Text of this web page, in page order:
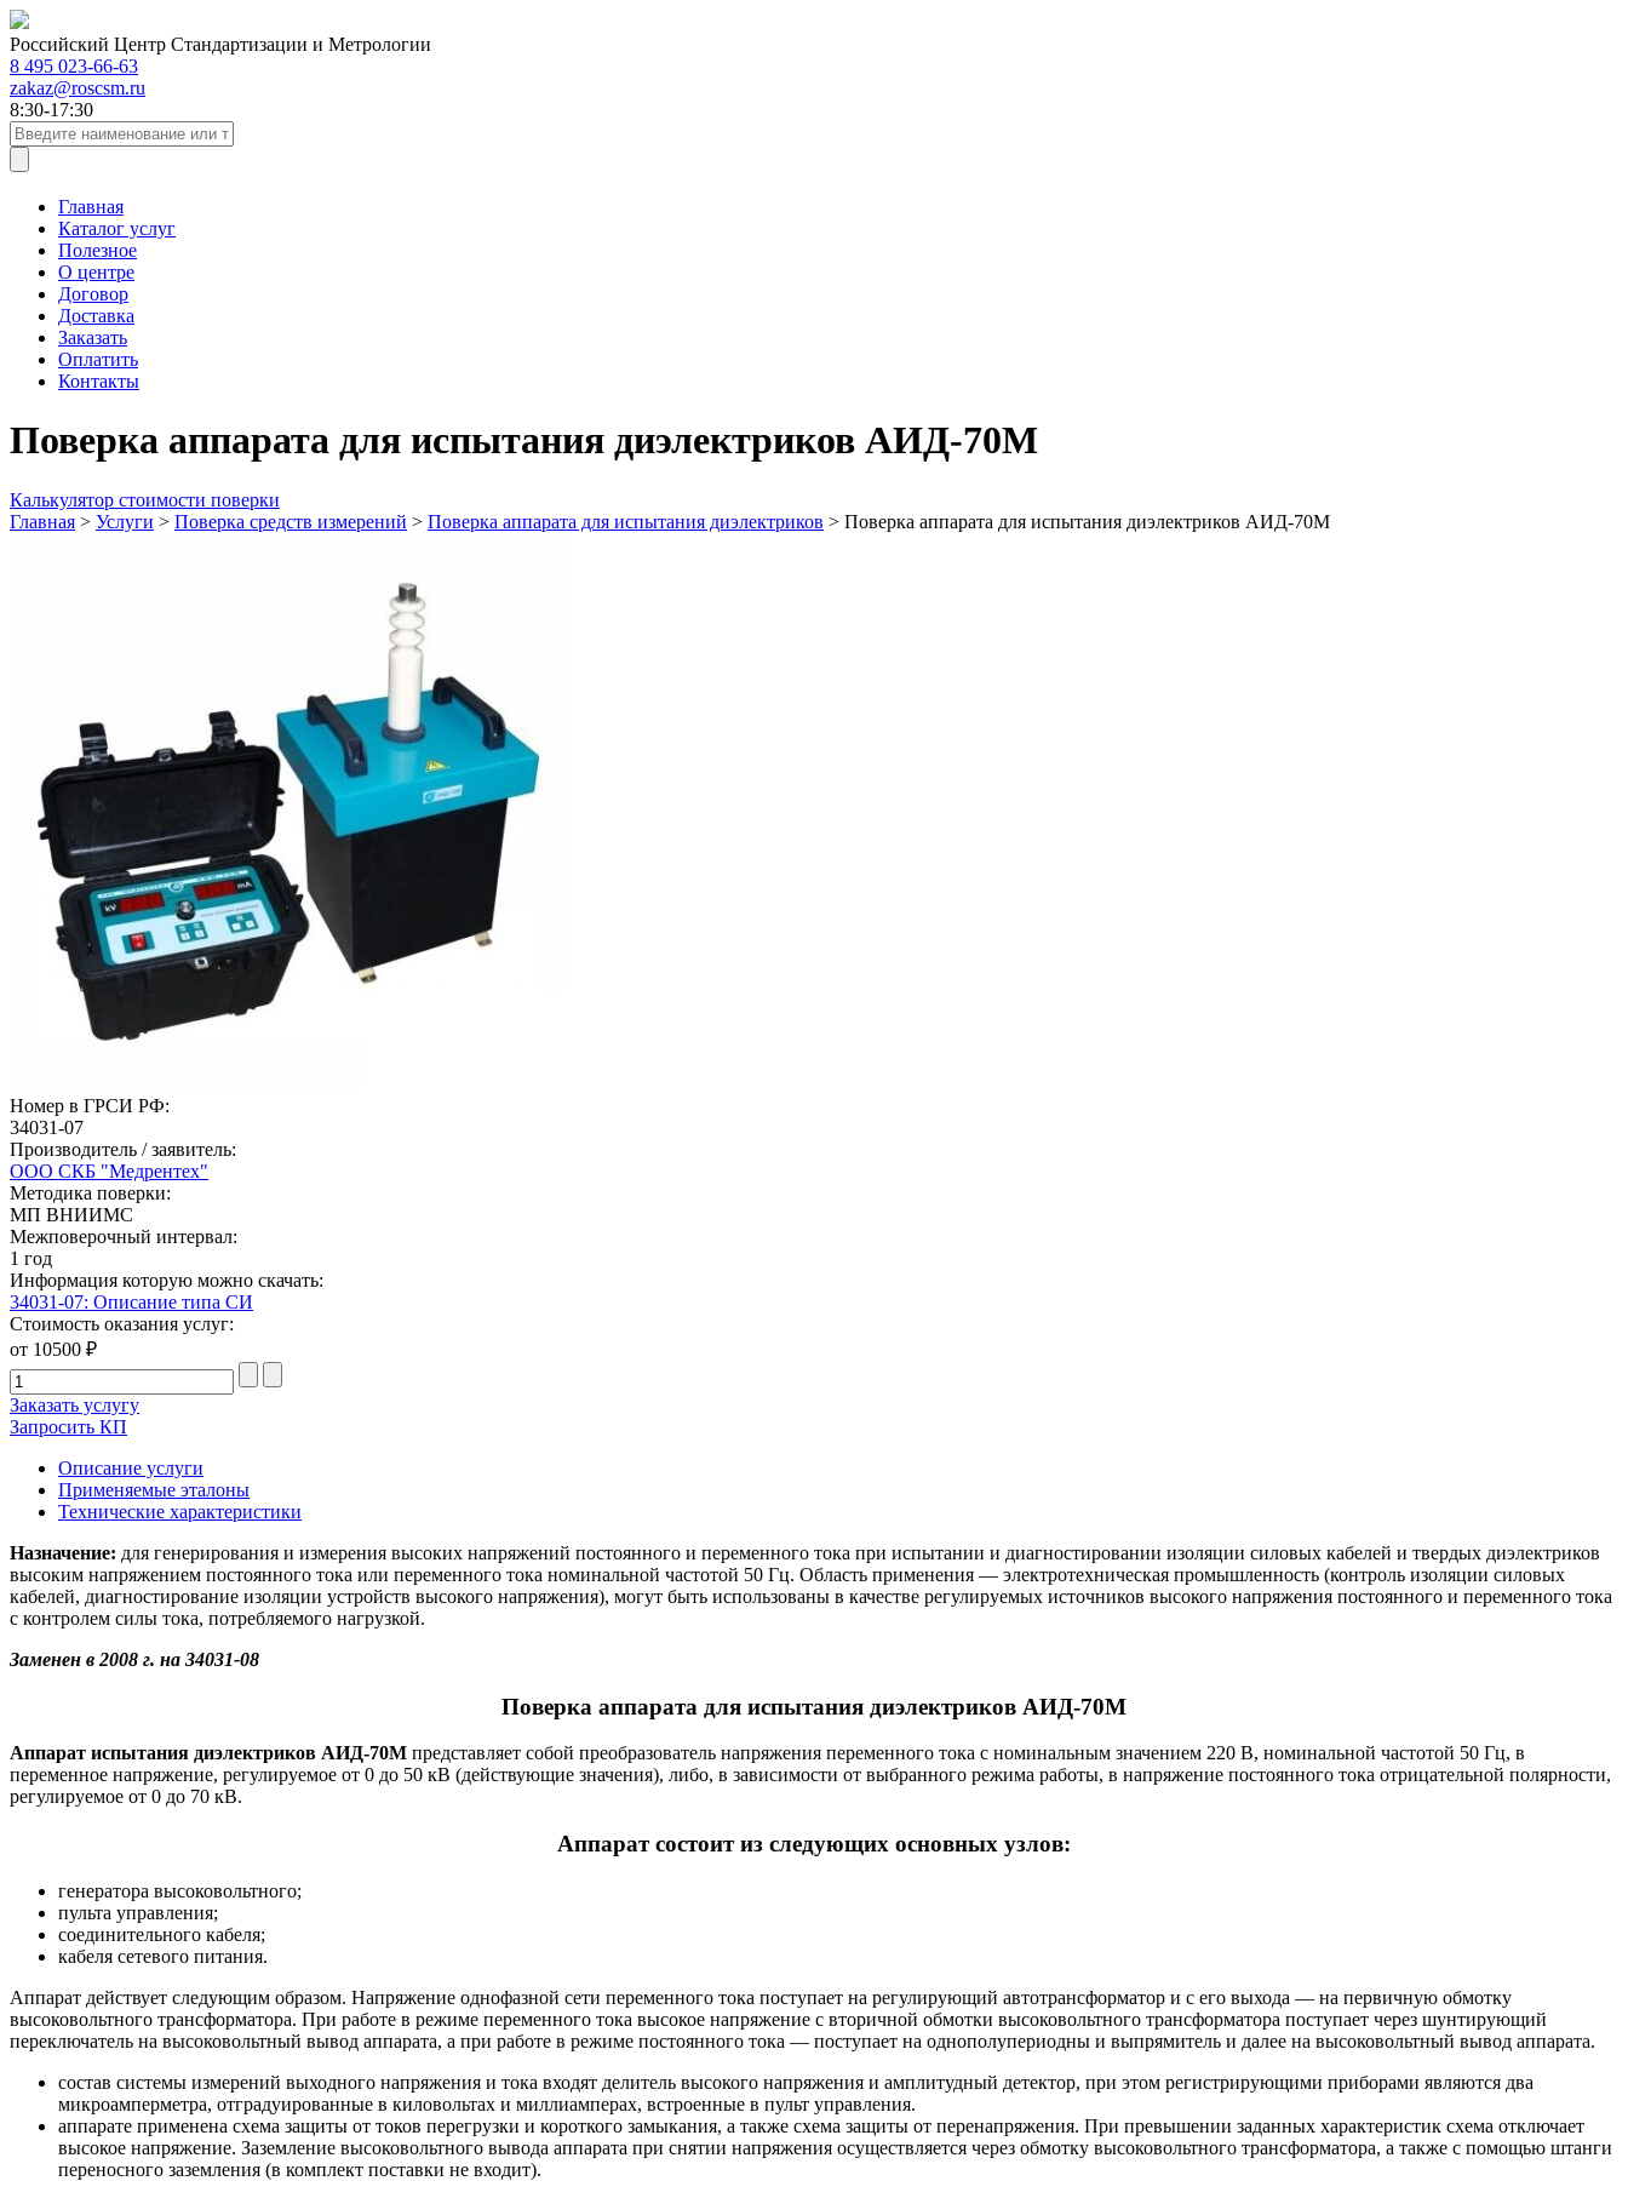
Российский Центр Стандартизации и Метрологии
8 495 023-66-63
zakaz@roscsm.ru
8:30-17:30
Главная
Каталог услуг
Полезное
О центре
Договор
Доставка
Заказать
Оплатить
Контакты
Поверка аппарата для испытания диэлектриков АИД-70М
Калькулятор стоимости поверки
Главная > Услуги > Поверка средств измерений > Поверка аппарата для испытания диэлектриков > Поверка аппарата для испытания диэлектриков АИД-70М
Номер в ГРСИ РФ:
34031-07
Производитель / заявитель:
ООО СКБ "Медрентех"
Методика поверки:
МП ВНИИМС
Межповерочный интервал:
1 год
Информация которую можно скачать:
34031-07: Описание типа СИ
Стоимость оказания услуг:
от 10500 ₽
Заказать услугу
Запросить КП
Описание услуги
Применяемые эталоны
Технические характеристики
Назначение: для генерирования и измерения высоких напряжений постоянного и переменного тока при испытании и диагностировании изоляции силовых кабелей и твердых диэлектриков
высоким напряжением постоянного тока или переменного тока номинальной частотой 50 Гц. Область применения — электротехническая промышленность (контроль изоляции силовых
кабелей, диагностирование изоляции устройств высокого напряжения), могут быть использованы в качестве регулируемых источников высокого напряжения постоянного и переменного тока
с контролем силы тока, потребляемого нагрузкой.
Заменен в 2008 г. на 34031-08
Поверка аппарата для испытания диэлектриков АИД-70М
Аппарат испытания диэлектриков АИД-70М представляет собой преобразователь напряжения переменного тока с номинальным значением 220 В, номинальной частотой 50 Гц, в
переменное напряжение, регулируемое от 0 до 50 кВ (действующие значения), либо, в зависимости от выбранного режима работы, в напряжение постоянного тока отрицательной полярности,
регулируемое от 0 до 70 кВ.
Аппарат состоит из следующих основных узлов:
генератора высоковольтного;
пульта управления;
соединительного кабеля;
кабеля сетевого питания.
Аппарат действует следующим образом. Напряжение однофазной сети переменного тока поступает на регулирующий автотрансформатор и с его выхода — на первичную обмотку
высоковольтного трансформатора. При работе в режиме переменного тока высокое напряжение с вторичной обмотки высоковольтного трансформатора поступает через шунтирующий
переключатель на высоковольтный вывод аппарата, а при работе в режиме постоянного тока — поступает на однополупериодны и выпрямитель и далее на высоковольтный вывод аппарата.
состав системы измерений выходного напряжения и тока входят делитель высокого напряжения и амплитудный детектор, при этом регистрирующими приборами являются два
микроамперметра, отградуированные в киловольтах и миллиамперах, встроенные в пульт управления.
аппарате применена схема защиты от токов перегрузки и короткого замыкания, а также схема защиты от перенапряжения. При превышении заданных характеристик схема отключает
высокое напряжение. Заземление высоковольтного вывода аппарата при снятии напряжения осуществляется через обмотку высоковольтного трансформатора, а также с помощью штанги
переносного заземления (в комплект поставки не входит).